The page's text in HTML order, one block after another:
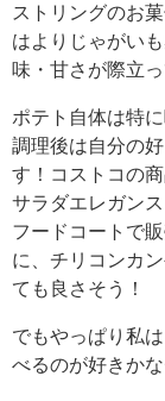
ストリングのお
はよりじゃがい
味・甘さが際立っ
ポテト自体は特
調理後は自分の
す！コストコの
サラダエレガン
フードコートで
に、チリコンカ
ても良さそう！
でもやっぱり私
べるのが好きか